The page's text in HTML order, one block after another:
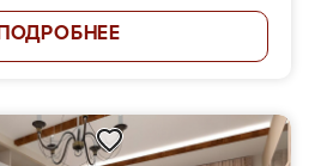
ПОДРОБНЕЕ